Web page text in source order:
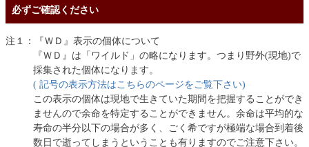
必ずご確認ください
注１：『ＷＤ』表示の個体について
『ＷＤ』は「ワイルド」の略になります。つまり野外(現地)で
採集された個体になります。
( 記号の表示方法はこちらのページをご覧下さい)
この表示の個体は現地で生きていた期間を把握することができ
ませんので余命を特定することができません。余命は平均的な
寿命の半分以下の場合が多く、ごく希ですが極端な場合到着後
数日で逝ってしまうということも有りますのでご注意下さい。